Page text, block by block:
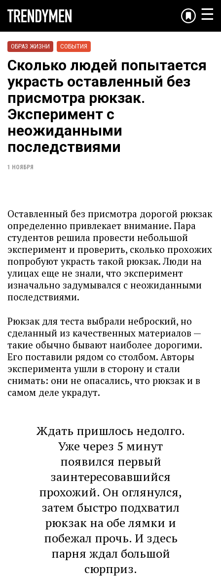
☰
ОБРАЗ ЖИЗНИ СОБЫТИЯ
Сколько людей попытается
украсть оставленный без
присмотра рюкзак.
Эксперимент с
неожиданными
последствиями
1 НОЯБРЯ
Оставленный без присмотра дорогой рюкзак
определенно привлекает внимание. Пара
студентов решила провести небольшой
эксперимент и проверить, сколько прохожих
попробуют украсть такой рюкзак. Люди на
улицах еще не знали, что эксперимент
изначально задумывался с неожиданными
последствиями.
Рюкзак для теста выбрали неброский, но
сделанный из качественных материалов —
такие обычно бывают наиболее дорогими.
Его поставили рядом со столбом. Авторы
эксперимента ушли в сторону и стали
снимать: они не опасались, что рюкзак и в
самом деле украдут.
Ждать пришлось недолго.
Уже через 5 минут
появился первый
заинтересовавшийся
прохожий. Он оглянулся,
затем быстро подхватил
рюкзак на обе лямки и
побежал прочь. И здесь
парня ждал большой
сюрприз.